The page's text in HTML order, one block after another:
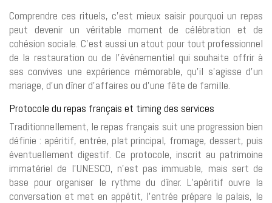
Comprendre ces rituels, c’est mieux saisir pourquoi un repas
peut devenir un véritable moment de célébration et de
cohésion sociale. C’est aussi un atout pour tout professionnel
de la restauration ou de l’événementiel qui souhaite offrir à
ses convives une expérience mémorable, qu’il s’agisse d’un
mariage, d’un dîner d’affaires ou d’une fête de famille.
Protocole du repas français et timing des services
Traditionnellement, le repas français suit une progression bien
définie : apéritif, entrée, plat principal, fromage, dessert, puis
éventuellement digestif. Ce protocole, inscrit au patrimoine
immatériel de l’UNESCO, n’est pas immuable, mais sert de
base pour organiser le rythme du dîner. L’apéritif ouvre la
conversation et met en appétit, l’entrée prépare le palais, le